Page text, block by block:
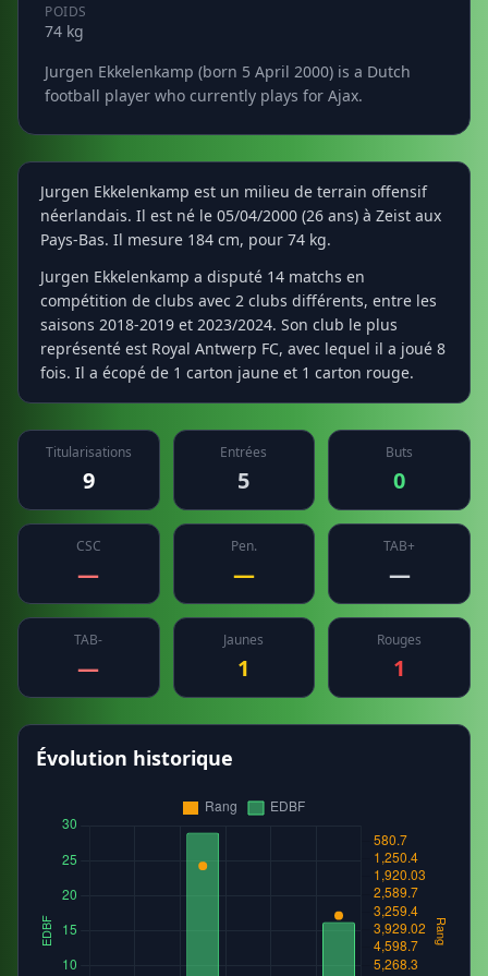
POIDS
74 kg
Jurgen Ekkelenkamp (born 5 April 2000) is a Dutch
football player who currently plays for Ajax.
Jurgen Ekkelenkamp est un milieu de terrain offensif
néerlandais. Il est né le 05/04/2000 (26 ans) à Zeist aux
Pays-Bas. Il mesure 184 cm, pour 74 kg.
Jurgen Ekkelenkamp a disputé 14 matchs en
compétition de clubs avec 2 clubs différents, entre les
saisons 2018-2019 et 2023/2024. Son club le plus
représenté est Royal Antwerp FC, avec lequel il a joué 8
fois. Il a écopé de 1 carton jaune et 1 carton rouge.
Titularisations
9
Entrées
5
Buts
0
CSC
—
Pen.
—
TAB+
—
TAB-
—
Jaunes
1
Rouges
1
Évolution historique